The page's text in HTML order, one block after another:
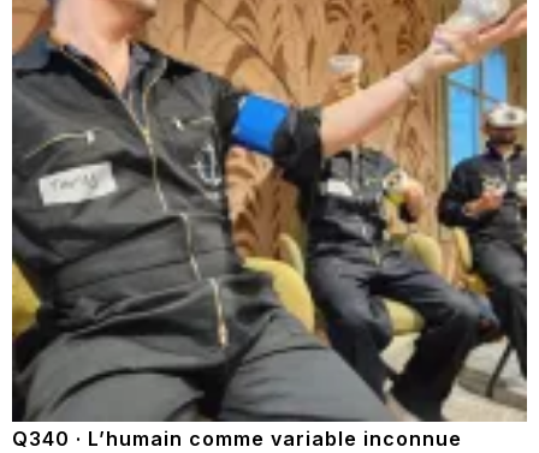
Q340 · L’humain comme variable inconnue